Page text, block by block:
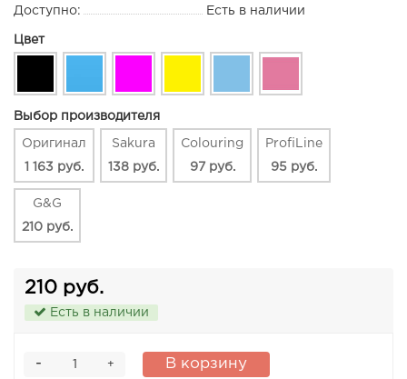
Доступно:
Есть в наличии
Цвет
Выбор производителя
Оригинал
1 163 руб.
Sakura
138 руб.
Colouring
97 руб.
ProfiLine
95 руб.
G&G
210 руб.
210 руб.
Есть в наличии
+
- В корзину